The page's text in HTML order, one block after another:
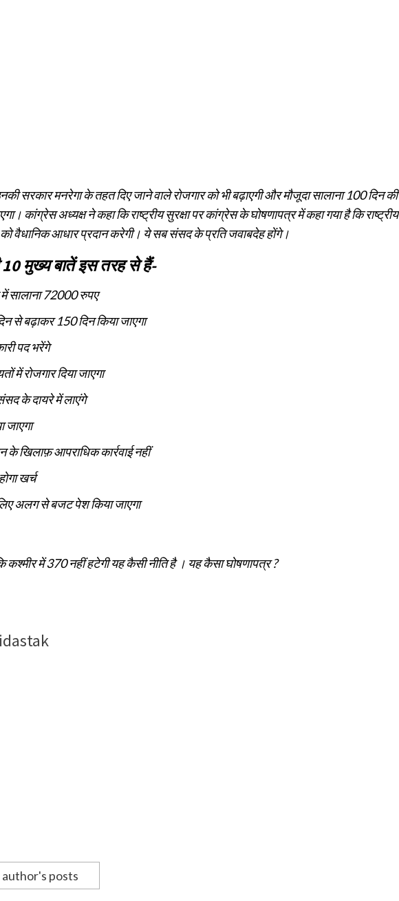
सरकार मनरेगा के तहत दिए जाने वाले रोजगार को भी बढ़ाएगी और मौजूदा सालाना 100 दिन की
कांग्रेस अध्यक्ष ने कहा कि राष्ट्रीय सुरक्षा पर कांग्रेस के घोषणापत्र में कहा गया है कि राष्ट्रीय
वैधानिक आधार प्रदान करेगी। ये सब संसद के प्रति जवाबदेह होंगे।
मुख्य बातें इस तरह से हैं-
में सालाना 72000 रुपए
से बढ़ाकर 150 दिन किया जाएगा
पद भरेंगे
में रोजगार दिया जाएगा
के दायरे में लाएंगे
जाएगा
के खिलाफ़ आपराधिक कार्रवाई नहीं
खर्च
अलग से बजट पेश किया जाएगा
में 370 नहीं हटेगी यह कैसी नीति है । यह कैसा घोषणापत्र ?
author's posts